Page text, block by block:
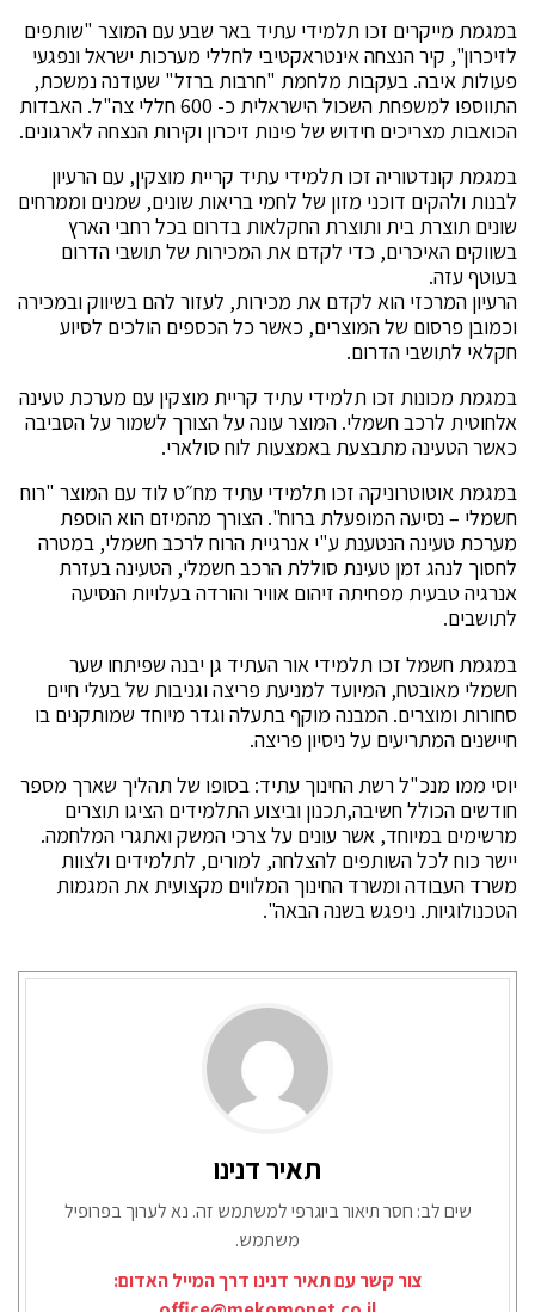
במגמת מייקרים זכו תלמידי עתיד באר שבע עם המוצר "שותפים
לזיכרון", קיר הנצחה אינטראקטיבי לחללי מערכות ישראל ונפגעי
פעולות איבה. בעקבות מלחמת "חרבות ברזל" שעודנה נמשכת,
התווספו למשפחת השכול הישראלית כ- 600 חללי צה"ל. האבדות
הכואבות מצריכים חידוש של פינות זיכרון וקירות הנצחה לארגונים.
במגמת קונדטוריה זכו תלמידי עתיד קריית מוצקין, עם הרעיון
לבנות ולהקים דוכני מזון של לחמי בריאות שונים, שמנים וממרחים
שונים תוצרת בית ותוצרת החקלאות בדרום בכל רחבי הארץ
בשווקים האיכרים, כדי לקדם את המכירות של תושבי הדרום
בעוטף עזה.
הרעיון המרכזי הוא לקדם את מכירות, לעזור להם בשיווק ובמכירה
וכמובן פרסום של המוצרים, כאשר כל הכספים הולכים לסיוע
חקלאי לתושבי הדרום.
במגמת מכונות זכו תלמידי עתיד קריית מוצקין עם מערכת טעינה
אלחוטית לרכב חשמלי. המוצר עונה על הצורך לשמור על הסביבה
כאשר הטעינה מתבצעת באמצעות לוח סולארי.
במגמת אוטוטרוניקה זכו תלמידי עתיד מח״ט לוד עם המוצר "רוח
חשמלי – נסיעה המופעלת ברוח". הצורך מהמיזם הוא הוספת
מערכת טעינה הנטענת ע"י אנרגיית הרוח לרכב חשמלי, במטרה
לחסוך לנהג זמן טעינת סוללת הרכב חשמלי, הטעינה בעזרת
אנרגיה טבעית מפחיתה זיהום אוויר והורדה בעלויות הנסיעה
לתושבים.
במגמת חשמל זכו תלמידי אור העתיד גן יבנה שפיתחו שער
חשמלי מאובטח, המיועד למניעת פריצה וגניבות של בעלי חיים
סחורות ומוצרים. המבנה מוקף בתעלה וגדר מיוחד שמותקנים בו
חיישנים המתריעים על ניסיון פריצה.
יוסי ממו מנכ"ל רשת החינוך עתיד: בסופו של תהליך שארך מספר
חודשים הכולל חשיבה,תכנון וביצוע התלמידים הציגו תוצרים
מרשימים במיוחד, אשר עונים על צרכי המשק ואתגרי המלחמה.
יישר כוח לכל השותפים להצלחה, למורים, לתלמידים ולצוות
משרד העבודה ומשרד החינוך המלווים מקצועית את המגמות
הטכנולוגיות. ניפגש בשנה הבאה".
תאיר דנינו
שים לב: חסר תיאור ביוגרפי למשתמש זה. נא לערוך בפרופיל
משתמש.
צור קשר עם תאיר דנינו דרך המייל האדום: